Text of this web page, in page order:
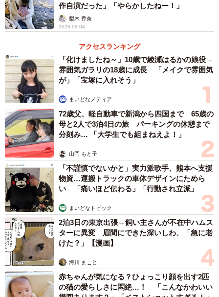
っています。でも、最初に作ろうと思ったものと違うもの
ができてしまったので、ムーさんの魅力で救われた部分を
抜くと、編み物としては100点中、46点といったところで
作自演だった」「やらかしたねー！」
梨木 香奈
2026.08.04
アクセスランキング
「化けましたね～」10歳で綾瀬はるかの娘役→
雰囲気ガラリの18歳に成長 「メイクで雰囲気
が」「宝塚に入れそう」
まいどなメディア
72歳父、軽自動車で新潟から四国まで 65歳の
母と2人で3泊4日の旅 パーキングの休憩まで
分刻み… 「大学生でも組まねえよ！」
山岡 もと子
「不謹慎でないかと」実力派歌手、熊本へ支援
物資…運搬トラックの車体デザインにためら
い 「痛いほど伝わる」「行動され立派」
まいどなトピック
2泊3日の東京出張→飼い主さんが不在中ハムス
ターに異変 眉間にできた深いしわ、「急に老
けた？」【漫画】
海川 まこと
赤ちゃんが気になる？ひょっこり顔を出す2匹
の猫の愛らしさに悶絶…！ 「こんなかわいい